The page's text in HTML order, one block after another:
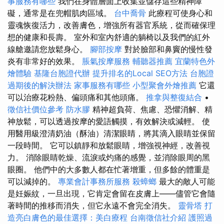
礙，通常是在兜帽肌肉區域。 台中喬骨 此療程可使身心和
靈魂恢復活力，改善膚色，增強所有器官系統，從而確保理
想的健康和長壽。 室外和室內舒適的躺椅以及我們的紅外
線艙邀請您放鬆身心。 腳部按摩 對於臉部和鼻竇的慢性發
炎有非常好的效果。 脹氣按摩服務 輔聽器推薦 宜蘭特色外
燴體驗 基隆台胞證代辦 提升排名的Local SEO方法 台胞證
過期後的解決辦法 家事服務有哪些 小型聚會外燴推薦 它還
可以治療花粉熱、偏頭痛和其他頭痛。 推拿與整復結合 •
徵信社價位參考 防水膠 精神超負荷、焦慮、恐懼消解、精
神放鬆，可以透過按摩的愛語觸摸，有效解決或減輕。 使
用醫用級澄清奶油（酥油）清潔眼睛，將其滴入眼睛並保留
一段時間。 它可以鎮靜和放鬆眼睛，增強視神經，改善視
力。 消除眼睛乾燥、流淚或灼痛的感覺，並消除眼周的黑
眼圈。 他們中的大多數人都在忙著增重，但多餘的體重是
可以減掉的。 專業會計事務所服務 殺蟑螂 最大的敵人可能
是妊娠紋，一旦出現，它肯定會留在皮膚上——儘管它會隨
著時間的推移而消失，但它永遠不會完全消失。 靈骨塔 打
造亮白膚色的最佳選擇：美白療程 台南徵信社介紹 護照過